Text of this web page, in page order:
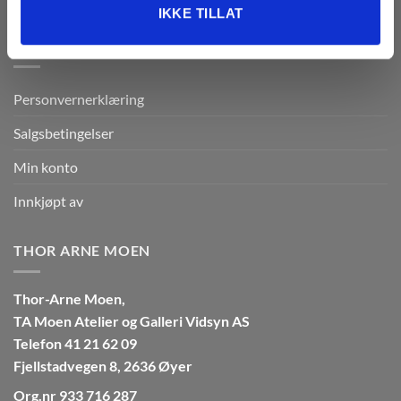
IKKE TILLAT
BRUKERMENY
Personvernerklæring
Salgsbetingelser
Min konto
Innkjøpt av
THOR ARNE MOEN
Thor-Arne Moen,
TA Moen Atelier og Galleri Vidsyn AS
Telefon 41 21 62 09
Fjellstadvegen 8, 2636 Øyer
Org.nr 933 716 287